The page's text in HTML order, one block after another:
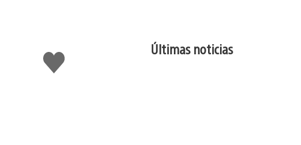
Me
gusta
Últimas noticias